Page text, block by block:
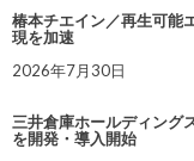
椿本チエイン／再生可能
現を加速
2026年7月30日
三井倉庫ホールディング
を開発・導入開始